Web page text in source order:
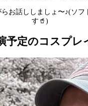
お話ししましょ〜♪(ソフ
す🥤)
予定のコスプレ